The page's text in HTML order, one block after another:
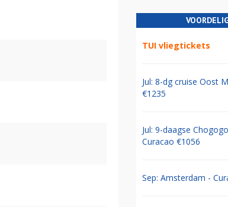
TUI vliegtickets
Jul: 8-dg cruise Oost
€1235
Jul: 9-daagse
Curacao €1056
Sep: Amsterdam -